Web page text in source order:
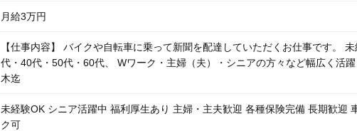
月給3万円
【仕事内容】 バイクや自転車に乗って新聞を配達していただくお仕事です。
代・40代・50代・60代、 Wワーク・主婦（夫）・シニアの方々など幅広く活
木迄
未経験OK シニア活躍中 福利厚生あり 主婦・主夫歓迎 各種保険完備 長期歓迎
ク可